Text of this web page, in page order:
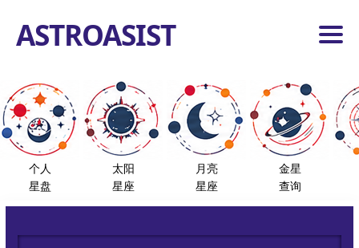
ASTROASIST
个人
星盘
太阳
星座
月亮
星座
金星
查询